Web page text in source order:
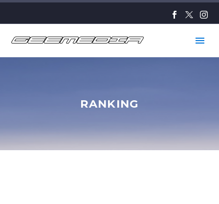
RANKING